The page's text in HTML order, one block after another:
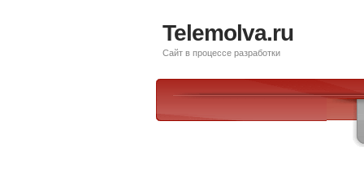
Telemolva.ru
Сайт в процессе разработки